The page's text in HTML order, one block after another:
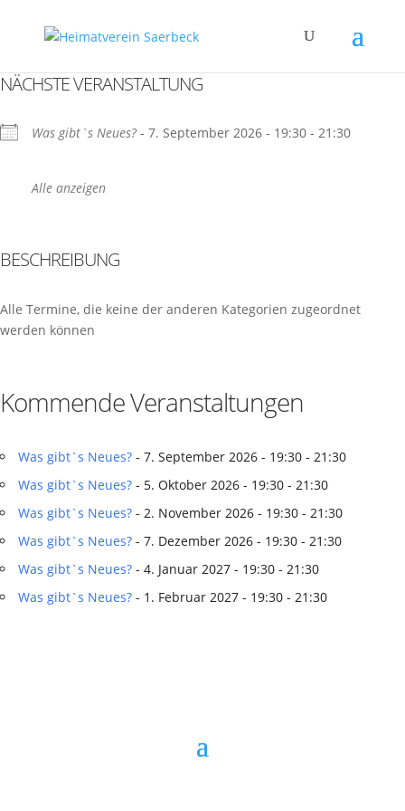
NÄCHSTE VERANSTALTUNG
Was gibt`s Neues?- 7. September 2026 - 19:30 - 21:30
Alle anzeigen
BESCHREIBUNG
Alle Termine, die keine der anderen Kategorien zugeordnet
werden können
Kommende Veranstaltungen
Was gibt`s Neues? - 7. September 2026 - 19:30 - 21:30
Was gibt`s Neues? - 5. Oktober 2026 - 19:30 - 21:30
Was gibt`s Neues? - 2. November 2026 - 19:30 - 21:30
Was gibt`s Neues? - 7. Dezember 2026 - 19:30 - 21:30
Was gibt`s Neues? - 4. Januar 2027 - 19:30 - 21:30
Was gibt`s Neues? - 1. Februar 2027 - 19:30 - 21:30